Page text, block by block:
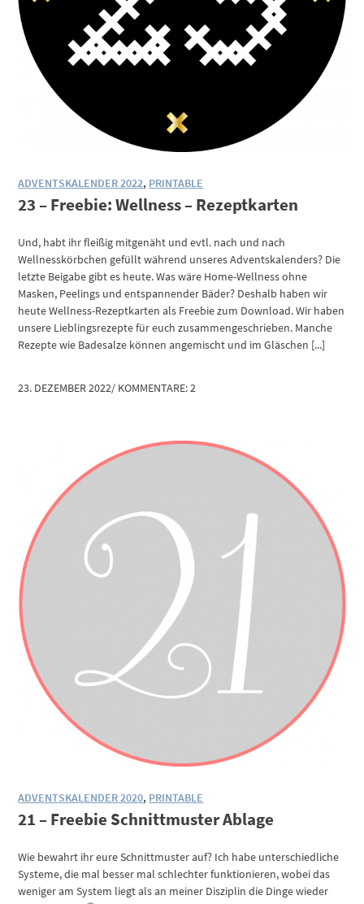
ADVENTSKALENDER 2022, PRINTABLE
23 – Freebie: Wellness – Rezeptkarten
Und, habt ihr fleißig mitgenäht und evtl. nach und nach
Wellnesskörbchen gefüllt während unseres Adventskalenders? Die
letzte Beigabe gibt es heute. Was wäre Home-Wellness ohne
Masken, Peelings und entspannender Bäder? Deshalb haben wir
heute Wellness-Rezeptkarten als Freebie zum Download. Wir haben
unsere Lieblingsrezepte für euch zusammengeschrieben. Manche
Rezepte wie Badesalze können angemischt und im Gläschen [...]
23. DEZEMBER 2022/ KOMMENTARE: 2
ADVENTSKALENDER 2020, PRINTABLE
21 – Freebie Schnittmuster Ablage
Wie bewahrt ihr eure Schnittmuster auf? Ich habe unterschiedliche
Systeme, die mal besser mal schlechter funktionieren, wobei das
weniger am System liegt als an meiner Disziplin die Dinge wieder